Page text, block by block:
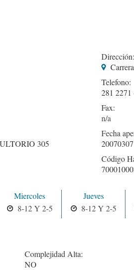
305
Dirección:
Telefono:
281 2271
Fax:
Fecha
20070307
Código
Miercoles
8-12 Y 2-5
Jueves
8-12 Y 2-5
Complejidad Alta:
NO